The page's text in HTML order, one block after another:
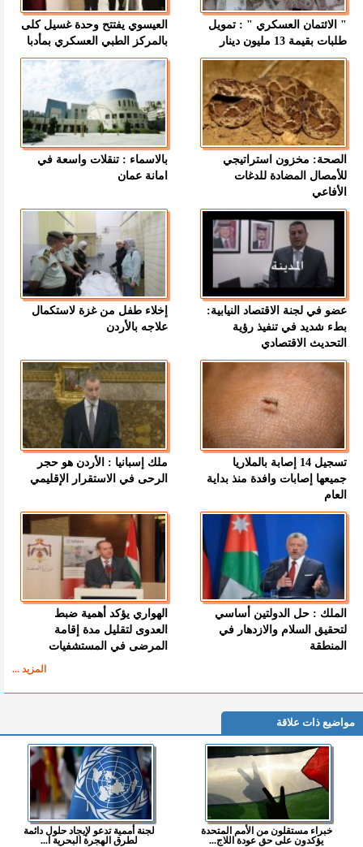
" الائتمان العسكري " : تمويل
طلبات بقيمة 13 مليون دينار
العيسوي يفتتح وحدة غسيل كلى
بالمركز الطبي العسكري بمأدبا
الصحة: مخزون استراتيجي
للأمصال المضادة للدغات
الأفاعي
بالاسماء : تنقلات واسعة في
امانة عمان
عضو في لجنة الاقتصاد النيابية:
بطء شديد في تنفيذ رؤية
التحديث الاقتصادي
إخلاء طفل من غزة لاستكمال
علاجه بالأردن
تسجيل 14 إصابة بالملاريا
جميعها إصابات وافدة منذ بداية
العام
ملك إسبانيا : الأردن هو حجر
الرحى في الاستقرار الإقليمي
الملك : حل الدولتين أساسي
لتحقيق السلام والازدهار في
المنطقة
الهواري يؤكد أهمية ضبط
العدوى لتقليل مدة إقامة
المرضى في المستشفيات
المزيد ...
مواضيع ذات علاقة
خبراء مستقلون من الأمم المتحدة
يؤكدون على حق عودة اللاج...
لجنة أممية تدعو لإيجاد حلول دائمة
لطرق الهجرة البحرية ا...